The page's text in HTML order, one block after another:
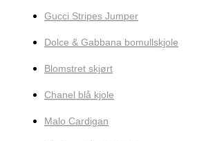
Gucci Stripes Jumper
Dolce & Gabbana bomullskjole
Blomstret skjørt
Chanel blå kjole
Malo Cardigan